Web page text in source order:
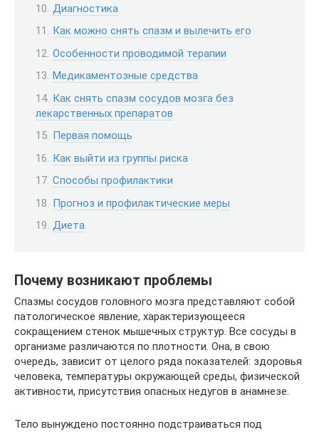
Диагностика
Как можно снять спазм и вылечить его
Особенности проводимой терапии
Медикаментозные средства
Как снять спазм сосудов мозга без
лекарственных препаратов
Первая помощь
Как выйти из группы риска
Способы профилактики
Прогноз и профилактические меры
Диета
Почему возникают проблемы
Спазмы сосудов головного мозга представляют собой
патологическое явление, характеризующееся
сокращением стенок мышечных структур. Все сосуды в
организме различаются по плотности. Она, в свою
очередь, зависит от целого ряда показателей: здоровья
человека, температуры окружающей среды, физической
активности, присутствия опасных недугов в анамнезе.
Тело вынуждено постоянно подстраиваться под